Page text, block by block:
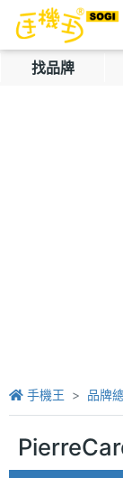
找品牌
手機王 品牌